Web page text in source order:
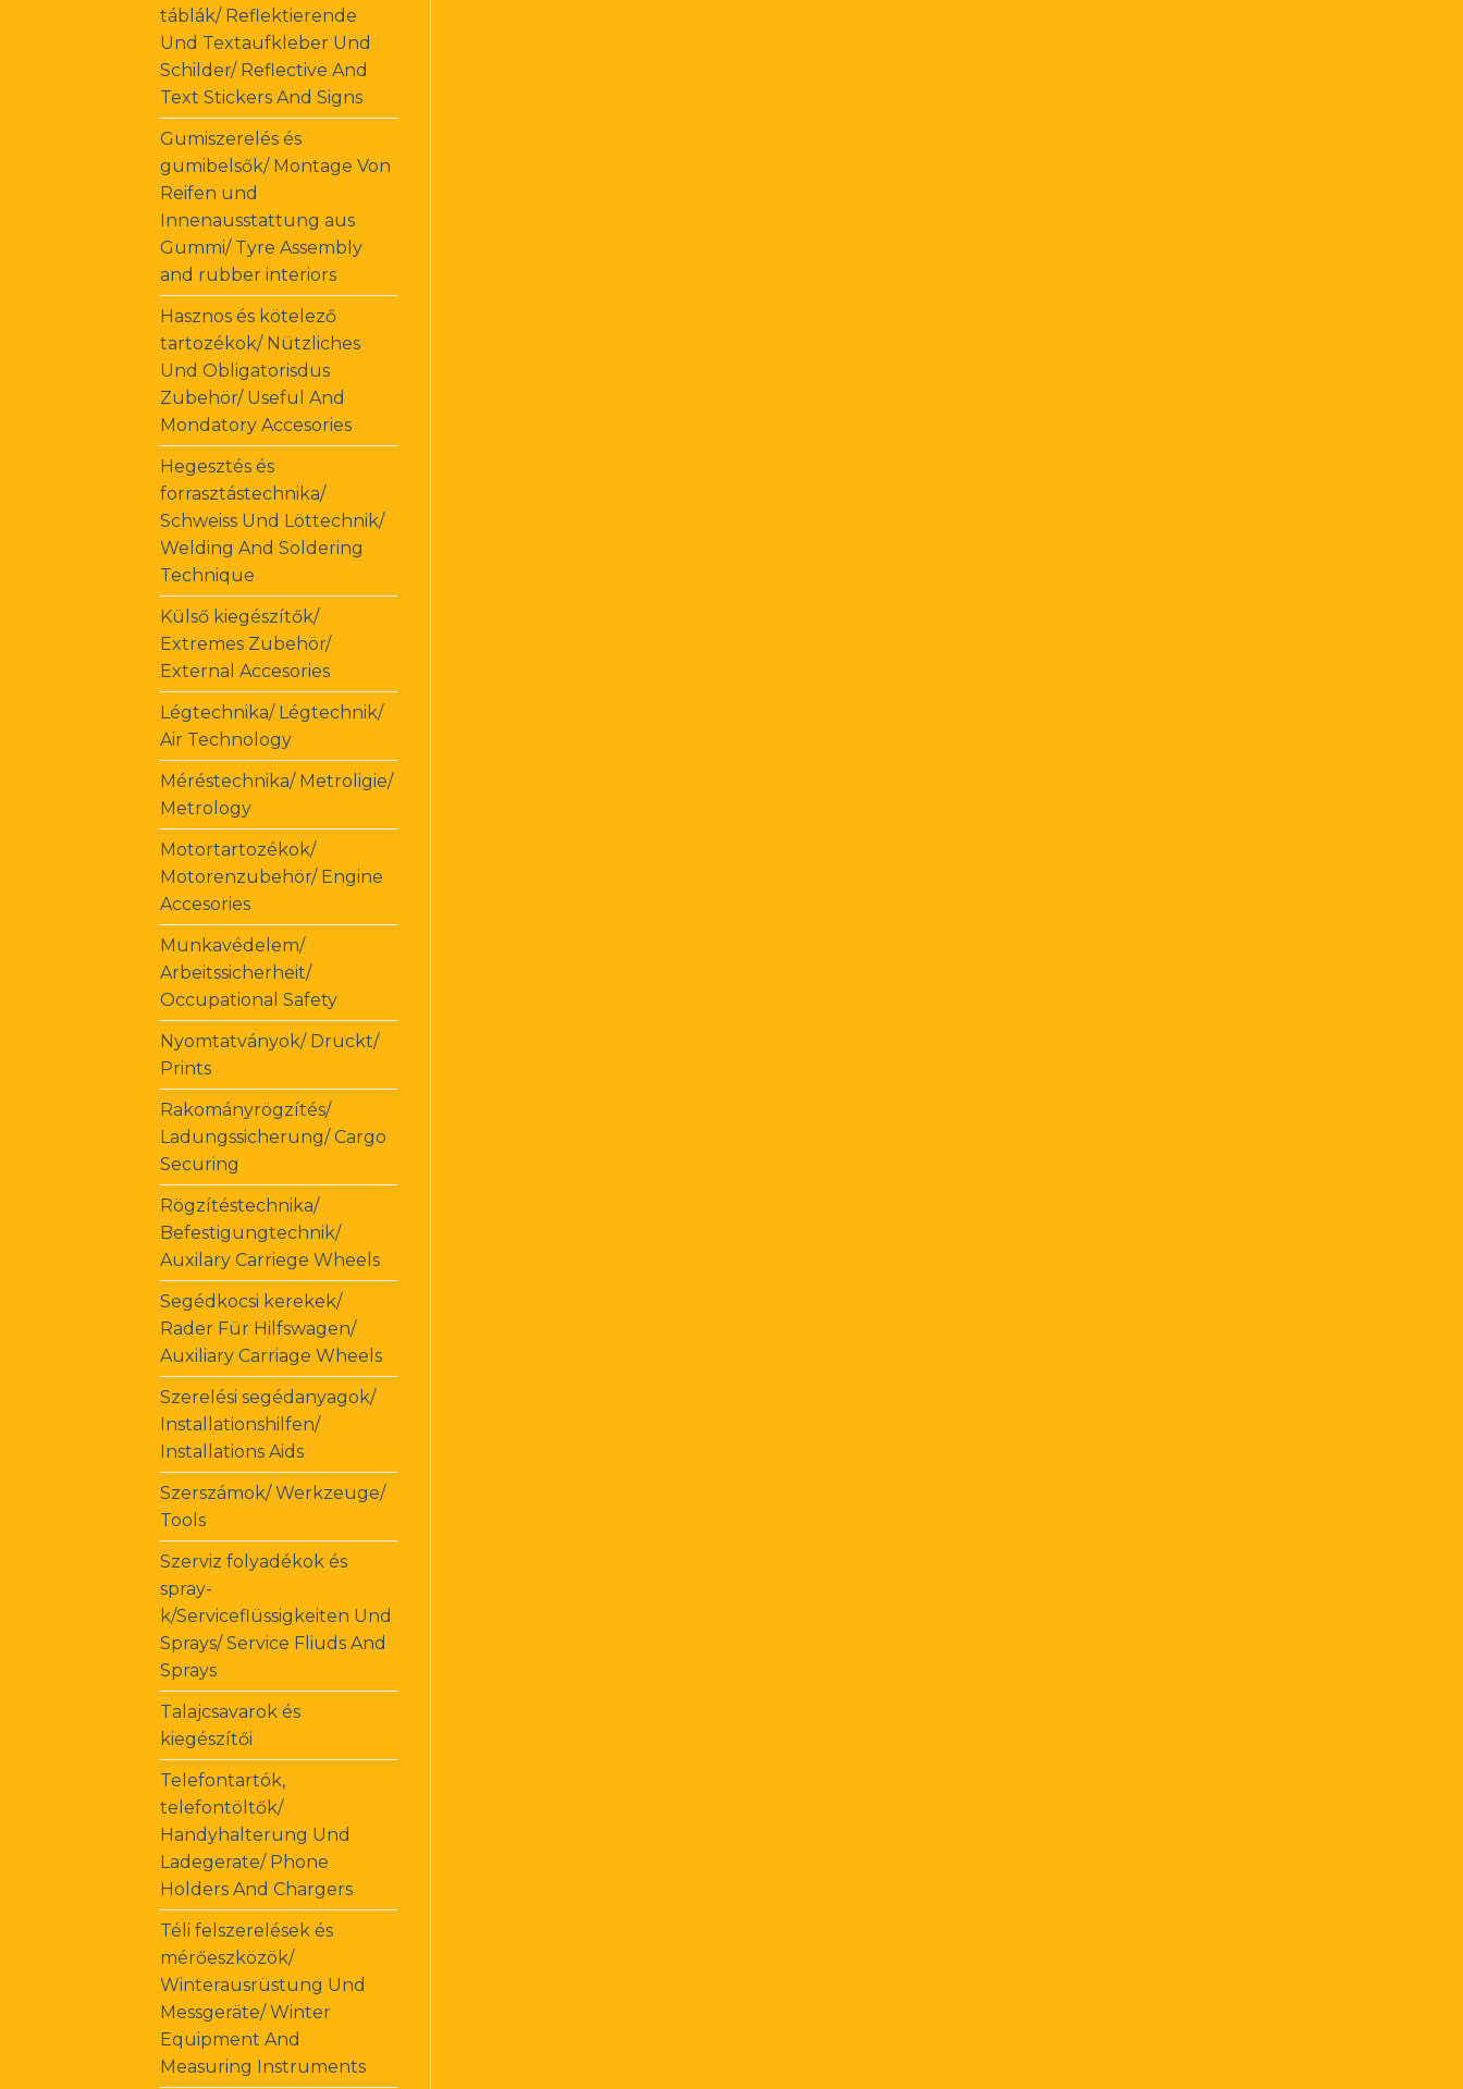
táblák/ Reflektierende
Und Textaufkleber Und
Schilder/ Reflective And
Text Stickers And Signs
Gumiszerelés és
gumibelsők/ Montage Von
Reifen und
Innenausstattung aus
Gummi/ Tyre Assembly
and rubber interiors
Hasznos és kötelező
tartozékok/ Nützliches
Und Obligatorisdus
Zubehör/ Useful And
Mondatory Accesories
Hegesztés és
forrasztástechnika/
Schweiss Und Löttechnik/
Welding And Soldering
Technique
Külső kiegészítők/
Extremes Zubehör/
External Accesories
Légtechnika/ Légtechnik/
Air Technology
Méréstechnika/ Metroligie/
Metrology
Motortartozékok/
Motorenzubehör/ Engine
Accesories
Munkavédelem/
Arbeitssicherheit/
Occupational Safety
Nyomtatványok/ Druckt/
Prints
Rakományrögzítés/
Ladungssicherung/ Cargo
Securing
Rögzítéstechnika/
Befestigungtechnik/
Auxilary Carriege Wheels
Segédkocsi kerekek/
Rader Für Hilfswagen/
Auxiliary Carriage Wheels
Szerelési segédanyagok/
Installationshilfen/
Installations Aids
Szerszámok/ Werkzeuge/
Tools
Szerviz folyadékok és
spray-
k/Serviceflüssigkeiten Und
Sprays/ Service Fliuds And
Sprays
Talajcsavarok és
kiegészítői
Telefontartók,
telefontöltők/
Handyhalterung Und
Ladegerate/ Phone
Holders And Chargers
Téli felszerelések és
mérőeszközök/
Winterausrüstung Und
Messgeräte/ Winter
Equipment And
Measuring Instruments